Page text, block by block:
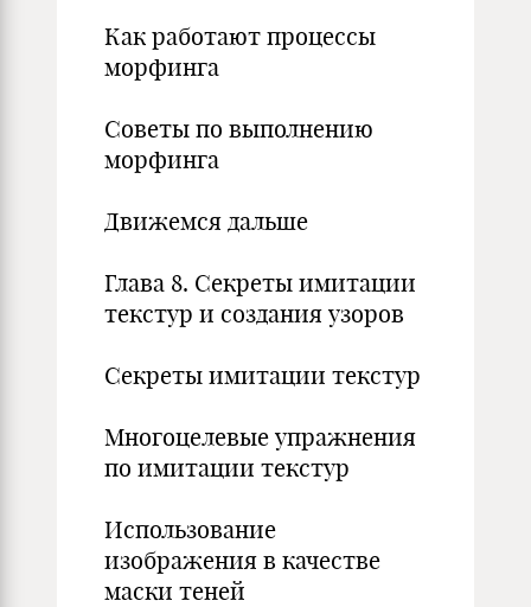
Как работают процессы
морфинга
Советы по выполнению
морфинга
Движемся дальше
Глава 8. Секреты имитации
текстур и создания узоров
Секреты имитации текстур
Многоцелевые упражнения
по имитации текстур
Использование
изображения в качестве
маски теней